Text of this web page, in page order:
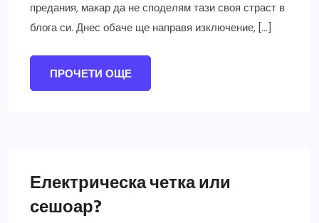
предания, макар да не споделям тази своя страст в
блога си. Днес обаче ще направя изключение, […]
ПРОЧЕТИ ОЩЕ
Електрическа четка или
сешоар?